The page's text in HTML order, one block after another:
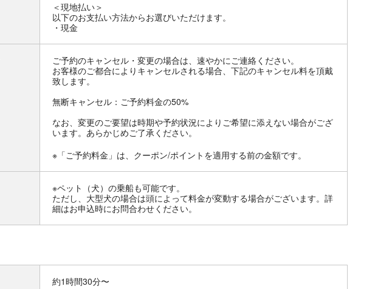
＜現地払い＞
以下のお支払い方法からお選びいただけます。
・現金
ご予約のキャンセル・変更の場合は、速やかにご連絡ください。
お客様のご都合によりキャンセルされる場合、下記のキャンセル料を頂戴
致します。
無断キャンセル：ご予約料金の50%
なお、変更のご要望は時期や予約状況によりご希望に添えない場合がござ
います。あらかじめご了承ください。
※「ご予約料金」は、クーポン/ポイントを適用する前の金額です。
※ペット（犬）の乗船も可能です。
ただし、大型犬の場合は頭によって料金が変動する場合がございます。詳
細はお申込時にお問合わせください。
約1時間30分〜